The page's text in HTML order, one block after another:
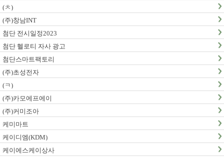
(ㅊ)
(주)창남INT
첨단 전시일정2023
첨단 헬로티 자사 광고
첨단스마트팩토리
(주)초성전자
(ㅋ)
(주)카모에프에이
(주)커미조아
케미마트
케이디엠(KDM)
케이에스케이상사